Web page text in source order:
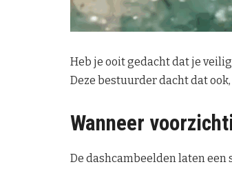
Heb je ooit gedacht dat je
Deze bestuurder dacht dat
Wanneer
De dashcambeelden laten